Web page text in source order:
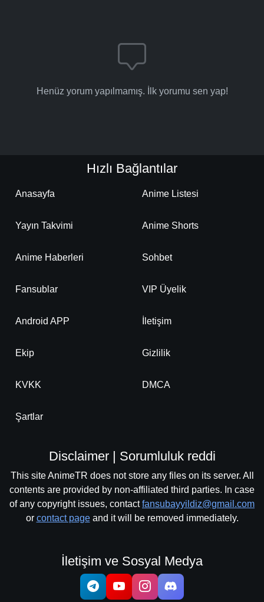
Henüz yorum yapılmamış. İlk yorumu sen yap!
Hızlı Bağlantılar
Anasayfa Anime Listesi
Yayın Takvimi Anime Shorts
Anime Haberleri Sohbet
Fansublar VIP Üyelik
Android APP İletişim
Ekip Gizlilik
KVKK DMCA
Şartlar
Disclaimer | Sorumluluk reddi
This site AnimeTR does not store any files on its server. All
contents are provided by non-affiliated third parties. In case
of any copyright issues, contactfansubayyildiz@gmail.com
or contact pageand it will be removed immediately.
İletişim ve Sosyal Medya